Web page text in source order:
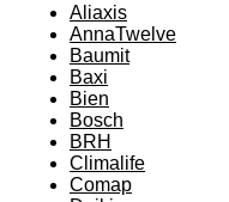
Aliaxis
AnnaTwelve
Baumit
Baxi
Bien
Bosch
BRH
Climalife
Comap